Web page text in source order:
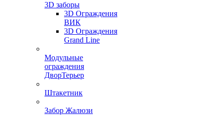
3D заборы
3D Ограждения
ВИК
3D Ограждения
Grand Line
Модульные
ограждения
ДворТерьер
Штакетник
Забор Жалюзи